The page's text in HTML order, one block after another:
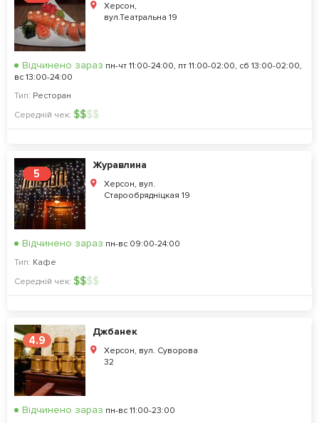
Херсон,
вул.Театральна 19
Відчинено зараз пн-чт 11:00-24:00, пт 11:00-02:00, сб 13:00-02:00,
вс 13:00-24:00
Тип: Ресторан
Середній чек: $$$$
5
Журавлина
Херсон, вул.
Старообрядніцкая 19
Відчинено зараз пн-вс 09:00-24:00
Тип: Кафе
Середній чек: $$$$
4.9
Джбанек
Херсон, вул. Суворова
32
Відчинено зараз пн-вс 11:00-23:00